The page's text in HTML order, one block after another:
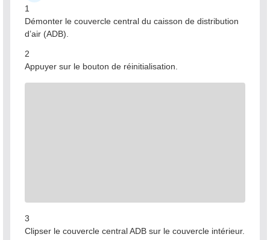
1
Démonter le couvercle central du caisson de distribution
d’air (ADB).
2
Appuyer sur le bouton de réinitialisation.
3
Clipser le couvercle central ADB sur le couvercle intérieur.